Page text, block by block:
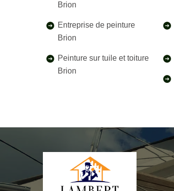
Brion
Entreprise de peinture
Brion
Peinture sur tuile et toiture
Brion